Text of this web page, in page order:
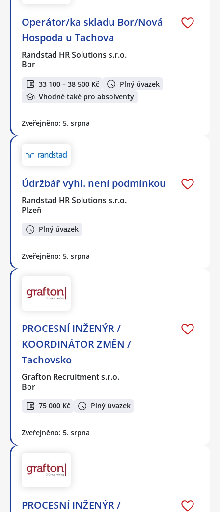
Operátor/ka skladu Bor/Nová
Hospoda u Tachova
Randstad HR Solutions s.r.o.
Bor
33 100 – 38 500 Kč
Plný úvazek
Vhodné také pro absolventy
Zveřejněno: 5. srpna
Údržbář vyhl. není podmínkou
Randstad HR Solutions s.r.o.
Plzeň
Plný úvazek
Zveřejněno: 5. srpna
PROCESNÍ INŽENÝR /
KOORDINÁTOR ZMĚN /
Tachovsko
Grafton Recruitment s.r.o.
Bor
75 000 Kč Plný úvazek
Zveřejněno: 5. srpna
PROCESNÍ INŽENÝR /